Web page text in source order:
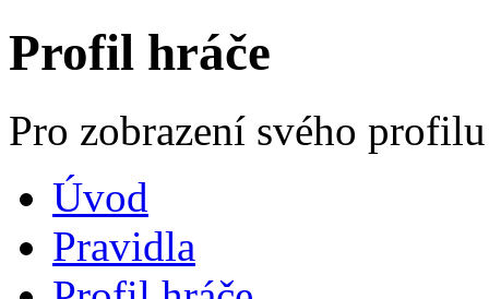
Profil hráče
Pro zobrazení svého
Úvod
Pravidla